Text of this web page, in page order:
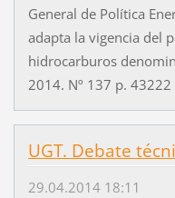
General de Política
adapta la vigencia del
hidrocarburos
2014. Nº 137 p.
UGT. Debate
29.04.2014 18:11